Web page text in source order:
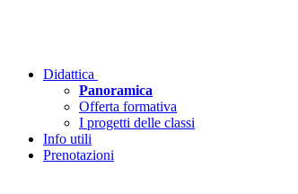
Didattica
Panoramica
Offerta formativa
I progetti delle classi
Info utili
Prenotazioni